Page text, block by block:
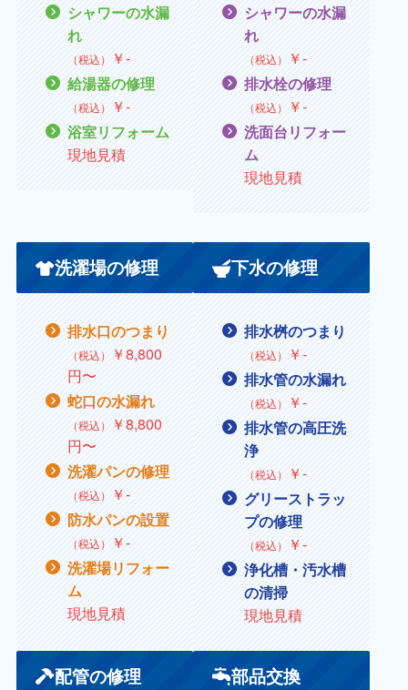
シャワーの水漏
れ
（税込） ￥‐
給湯器の修理
（税込） ￥‐
浴室リフォーム
現地見積
シャワーの水漏
れ
（税込） ￥‐
排水栓の修理
（税込） ￥‐
洗面台リフォー
ム
現地見積
洗濯場の修理
排水口のつまり
（税込）
￥8,800
円〜
蛇口の水漏れ
（税込） ￥8,800
円〜
洗濯パンの修理
（税込） ￥‐
防水パンの設置
（税込） ￥‐
洗濯場リフォー
ム
現地見積
下水の修理
排水桝のつまり
（税込） ￥‐
排水管の水漏れ
（税込） ￥‐
排水管の高圧洗
浄
（税込） ￥‐
グリーストラッ
プの修理
（税込） ￥‐
浄化槽・汚水槽
の清掃
現地見積
配管の修理 部品交換